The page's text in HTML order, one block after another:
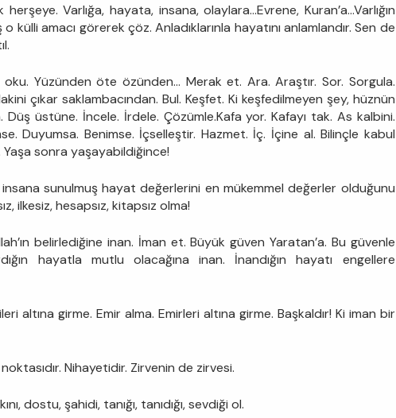
Varlığa, hayata, insana, olaylara…Evrene, Kuran’a…Varlığın
o külli amacı görerek çöz. Anladıklarınla hayatını anlamlandır. Sen de
Yüzünden öte özünden... Merak et. Ara. Araştır. Sor. Sorgula.
çıkar saklambacından. Bul. Keşfet. Ki keşfedilmeyen şey, hüznün
Düş üstüne. İncele. İrdele. Çözümle.Kafa yor. Kafayı tak. As kalbini.
Duyumsa. Benimse. İçselleştir. Hazmet. İç. İçine al. Bilinçle kabul
sonra yaşayabildiğince!
sunulmuş hayat değerlerini en mükemmel değerler olduğunu
ilkesiz, hesapsız, kitapsız olma!
belirlediğine inan. İman et. Büyük güven Yaratan’a. Bu güvenle
hayatla mutlu olacağına inan. İnandığın hayatı engellere
altına girme. Emir alma. Emirleri altına girme. Başkaldır! Ki iman bir
Nihayetidir. Zirvenin de zirvesi.
dostu, şahidi, tanığı, tanıdığı, sevdiği ol.